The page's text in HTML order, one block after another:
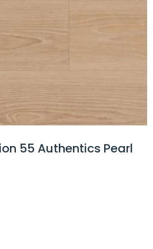
55 Authentics Pearl